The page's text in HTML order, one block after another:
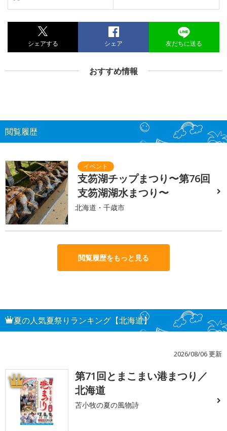
シェアする シェア 友だちに送る
おすすめ情報
閲覧履歴
支笏湖チップまつり〜第76回
支笏湖湖水まつり〜
北海道・千歳市
閲覧履歴をもっと見る
夏の人気夏祭りランキング【北海道】
2026/08/06 更新
1
第71回とまこまい港まつり／
北海道
苫小牧の夏の風物詩